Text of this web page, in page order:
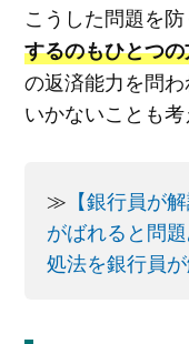
こうした問題を防
するのもひとつ
の返済能力を問
いかないことも考
≫ 【銀行員が
がばれると問
処法を銀行員